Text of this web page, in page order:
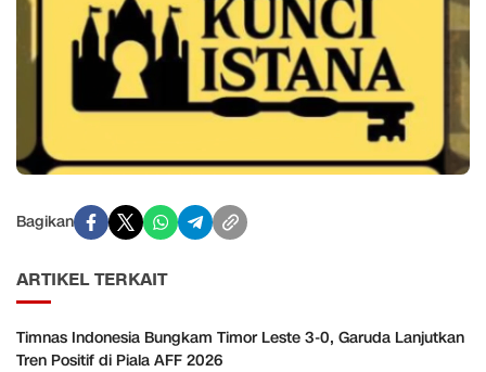
Bagikan
ARTIKEL TERKAIT
Timnas Indonesia Bungkam Timor Leste 3-0, Garuda Lanjutkan
Tren Positif di Piala AFF 2026